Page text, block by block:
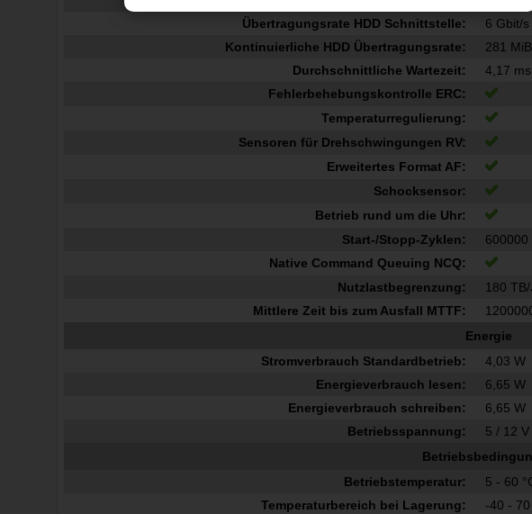
Übertragungsrate HDD Schnittstelle:
6 Gbit/s
Kontinuierliche HDD Übertragungsrate:
281
Durchschnittliche Wartezeit:
4,17 ms
Fehlerbehebungskontrolle ERC:
Temperaturregulierung:
Sensoren für Drehschwingungen RV:
Erweitertes Format AF:
Schocksensor:
Betrieb rund um die Uhr:
Start-/Stopp-Zyklen:
600000
Native Command Queuing NCQ:
Nutzlastbegrenzung:
180
Mittlere Zeit bis zum Ausfall MTTF:
Energie
Stromverbrauch Standardbetrieb:
4,03 W
Energieverbrauch lesen:
6,65 W
Energieverbrauch schreiben:
6,65 W
Betriebsspannung:
5 / 12 V
Betriebstemperatur:
5 - 60
Temperaturbereich bei Lagerung:
-40 - 70